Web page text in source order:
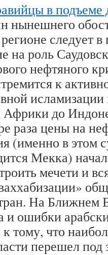
в подъеме
нынешнего
следует
на роль
нефтяного
к
Африки до
раза цены на
(именно в этом
Мекка)
мечети и
На Ближнем
и ошибки
тому, что
перешел